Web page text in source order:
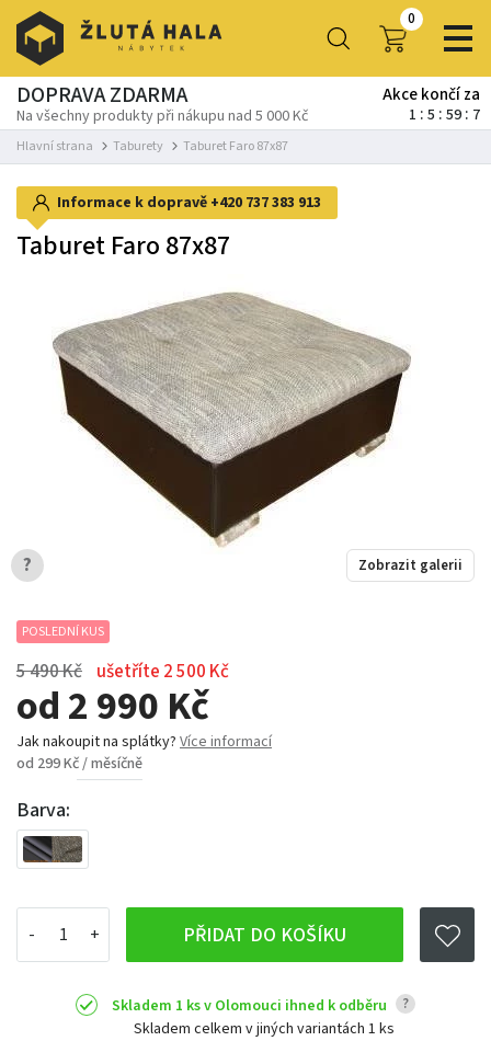
0
DOPRAVA ZDARMA
Na všechny produkty při nákupu nad 5 000 Kč
Akce končí za
1 5 59 6
Hlavní strana Taburety Taburet Faro 87x87
POSLEDNÍ KUS
5 490 Kč ušetříte 2 500 Kč
od 2 990 Kč
Jak nakoupit na splátky? Více informací
od 299 Kč / měsíčně
Barva:
PŘIDAT DO KOŠÍKU
Skladem 1 ks v Olomouci ihned k odběru ?
Skladem celkem v jiných variantách 1 ks
Informace k dopravě +420 737 383 913
Taburet Faro 87x87
Zobrazit galerii
?